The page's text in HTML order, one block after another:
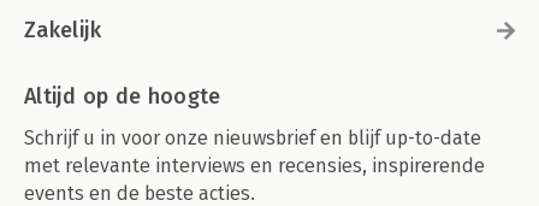
Zakelijk
Altijd op de hoogte
Schrijf u in voor onze nieuwsbrief en blijf up-to-date
met relevante interviews en recensies, inspirerende
events en de beste acties.